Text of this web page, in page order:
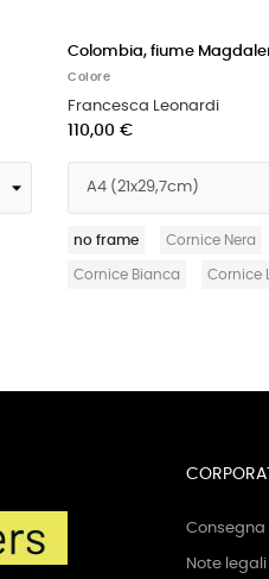
Zoomarine
Tommaso Ausili
Cornice Nera
Cornice Bianca Cornice Legno
Consegna
Note legali